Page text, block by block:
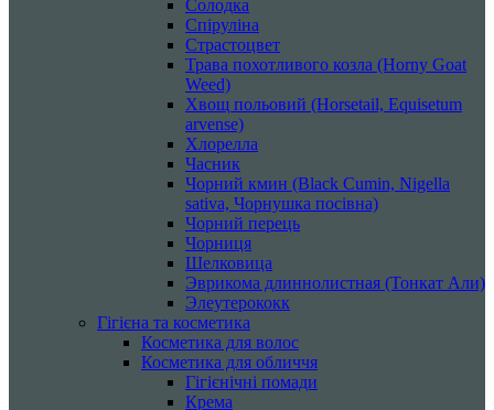
Солодка
Спіруліна
Страстоцвет
Трава похотливого козла (Horny Goat
Weed)
Хвощ польовий (Horsetail, Equisetum
arvense)
Хлорелла
Часник
Чорний кмин (Black Cumin, Nigella
sativa, Чорнушка посівна)
Чорний перець
Чорниця
Шелковица
Эврикома длиннолистная (Тонкат Али)
Элеутерококк
Гігієна та косметика
Косметика для волос
Косметика для обличчя
Гігієнічні помади
Крема